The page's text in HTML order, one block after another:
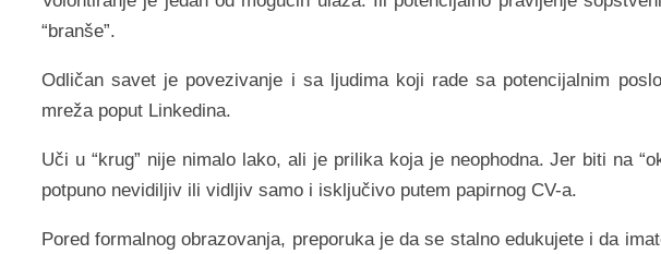
“branše”.
Odličan savet je povezivanje i sa ljudima koji rade sa potencijalnim
mreža poput Linkedina.
Uči u “krug” nije nimalo lako, ali je prilika koja je neophodna. Jer biti na
potpuno nevidiljiv ili vidljiv samo i isključivo putem papirnog CV-a.
Pored formalnog obrazovanja, preporuka je da se stalno edukujete i da